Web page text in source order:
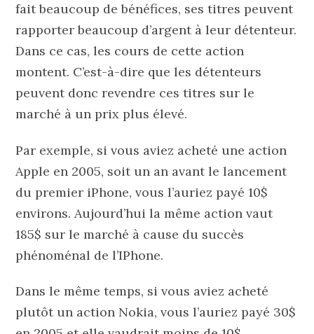
fait beaucoup de bénéfices, ses titres peuvent
rapporter beaucoup d’argent à leur détenteur.
Dans ce cas, les cours de cette action
montent. C’est-à-dire que les détenteurs
peuvent donc revendre ces titres sur le
marché à un prix plus élevé.
Par exemple, si vous aviez acheté une action
Apple en 2005, soit un an avant le lancement
du premier iPhone, vous l’auriez payé 10$
environs. Aujourd’hui la même action vaut
185$ sur le marché à cause du succès
phénoménal de l’IPhone.
Dans le même temps, si vous aviez acheté
plutôt un action Nokia, vous l’auriez payé 30$